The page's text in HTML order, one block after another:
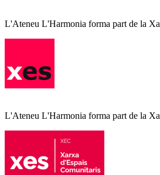
L'Ateneu L'Harmonia forma part de la
L'Ateneu L'Harmonia forma part de la